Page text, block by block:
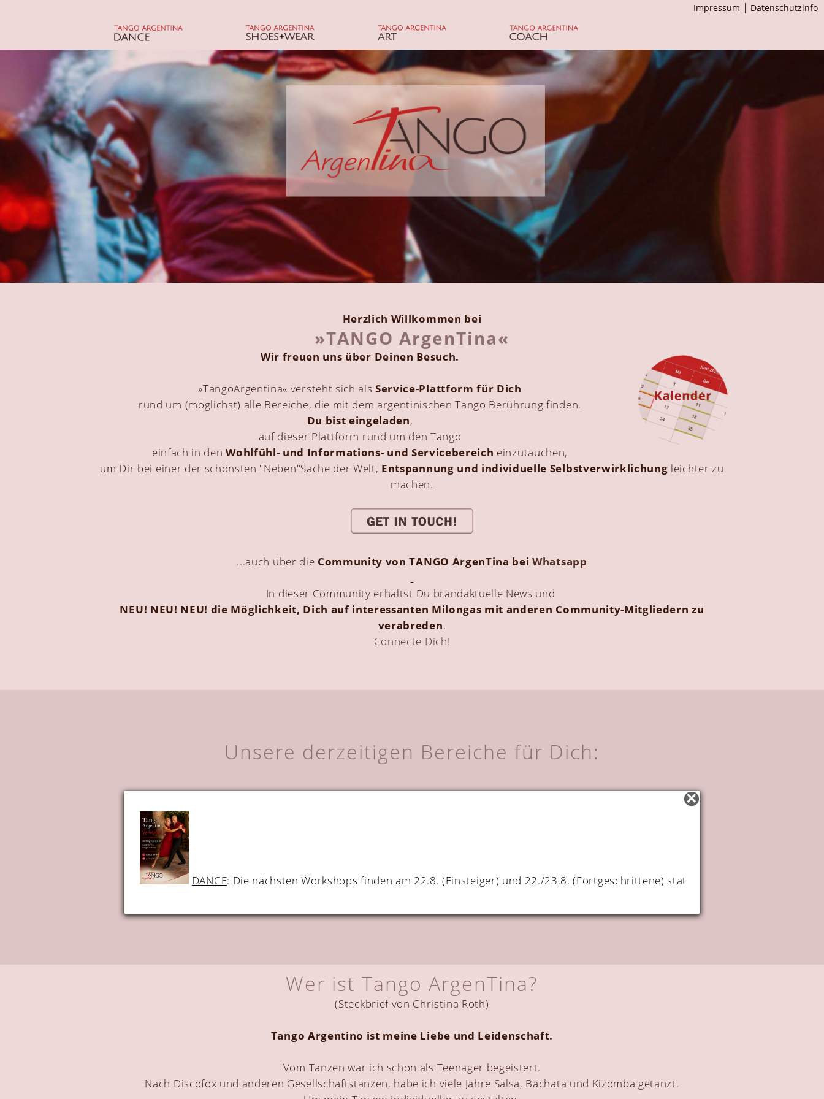
Impressum | Datenschutzinfo
Herzlich Willkommen bei
»TANGO ArgenTina«
Wir freuen uns über Deinen Besuch.
»TangoArgentina« versteht sich alsService-Plattform für Dich
rund um (möglichst) alle Bereiche, die mit dem argentinischen Tango Berührung finden.
Du bist eingeladen,
auf dieser Plattform rund um den Tango
einfach in denWohlfühl- und Informations- und Servicebereich einzutauchen,
um Dir bei einer der schönsten "Neben"Sache der Welt, Entspannung und individuelle Selbstverwirklichung leichter zu
machen.
...auch über die Community von TANGO ArgenTina bei Whatsapp
In dieser Community erhältst Du brandaktuelle News und
NEU! NEU! NEU! die Möglichkeit, Dich auf interessanten Milongas mit anderen Community-Mitgliedern zu
verabreden.
Connecte Dich!
Unsere derzeitigen Bereiche für Dich:
Wer ist Tango ArgenTina?
(Steckbrief von Christina Roth)
Tango Argentino ist meine Liebe und Leidenschaft.
Vom Tanzen war ich schon als Teenager begeistert.
Nach Discofox und anderen Gesellschaftstänzen, habe ich viele Jahre Salsa, Bachata und Kizomba getanzt.
DANCE: Die nächsten Workshops finden am 22.8. (Einsteiger) und 22./23.8. (Fortgeschrittene) statt. Wir freuen uns auf euch!